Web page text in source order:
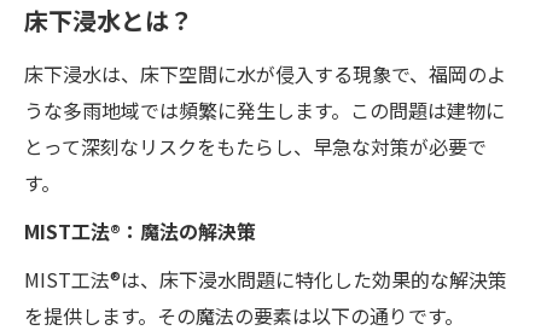
床下浸水とは？
床下浸水は、床下空間に水が侵入する現象で、福岡のよ
うな多雨地域では頻繁に発生します。この問題は建物に
とって深刻なリスクをもたらし、早急な対策が必要で
す。
MIST工法®：魔法の解決策
MIST工法®は、床下浸水問題に特化した効果的な解決策
を提供します。その魔法の要素は以下の通りです。